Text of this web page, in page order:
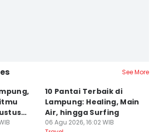
See More
10 Pantai Terbaik di
Lampung: Healing, Main
Air, hingga Surfing
06 Agu 2026, 16:02 WIB